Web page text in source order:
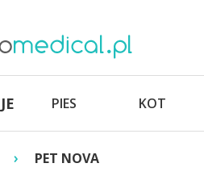
PIES KOT
› PET NOVA